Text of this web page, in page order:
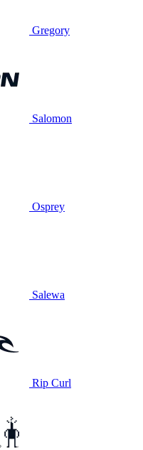
Gregory
Salomon
Osprey
Salewa
Rip Curl